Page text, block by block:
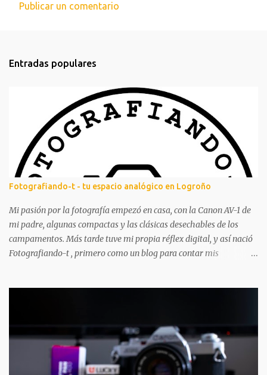
e
o
s
Publicar un comentario
Entradas populares
Fotografiando-t - tu espacio analógico en Logroño
Mi pasión por la fotografía empezó en casa, con la Canon AV-1 de
mi padre, algunas compactas y las clásicas desechables de los
campamentos. Más tarde tuve mi propia réflex digital, y así nació
Fotografiando-t , primero como un blog para contar mis
negro, mucho más tarde revelé color por primera vez y poco a
poco vas dándote cuenta de que hay mil pasos que puedes seguir
para hacer tu foto: desde elegir cámara y carrete, hasta cómo
revelas y digitalizas. Todo el proceso me apasiona. Por eso, abrir